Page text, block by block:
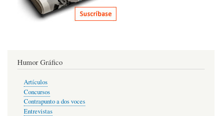
Humor Gráfico
Artículos
Concursos
Contrapunto a dos voces
Entrevistas